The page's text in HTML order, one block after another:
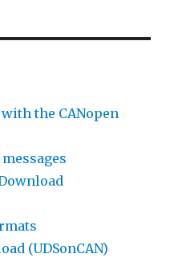
the CANopen
(UDSonCAN)